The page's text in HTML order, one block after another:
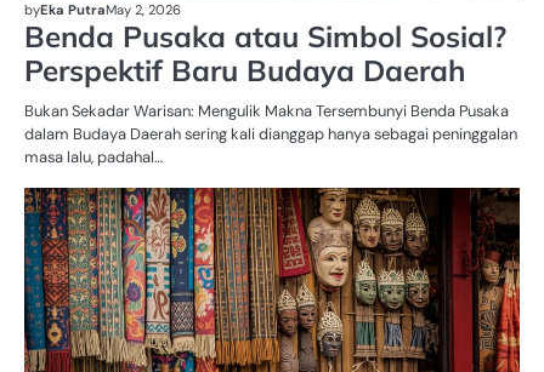
byEka PutraMay 2, 2026
Benda Pusaka atau Simbol Sosial?
Perspektif Baru Budaya Daerah
Bukan Sekadar Warisan: Mengulik Makna Tersembunyi Benda Pusaka
dalam Budaya Daerah sering kali dianggap hanya sebagai peninggalan
masa lalu, padahal…